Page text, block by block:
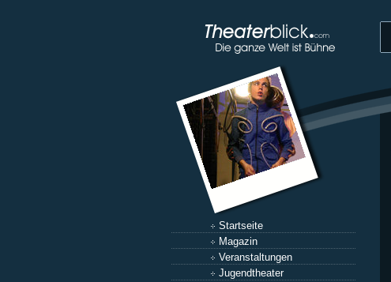
Startseite
Magazin
Veranstaltungen
Jugendtheater